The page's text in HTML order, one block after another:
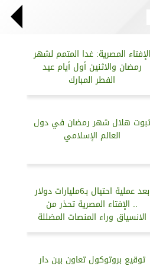
الإفتاء المصرية: غدا المتمم لشهر
رمضان والاثنين أول أيام عيد
الفطر المبارك
ثبوت هلال شهر رمضان في دول
العالم الإسلامي
بعد عملية احتيال بـ6مليارات دولار
.. الإفتاء المصرية تحذر من
الانسياق وراء المنصات المضللة
توقيع بروتوكول تعاون بين دار